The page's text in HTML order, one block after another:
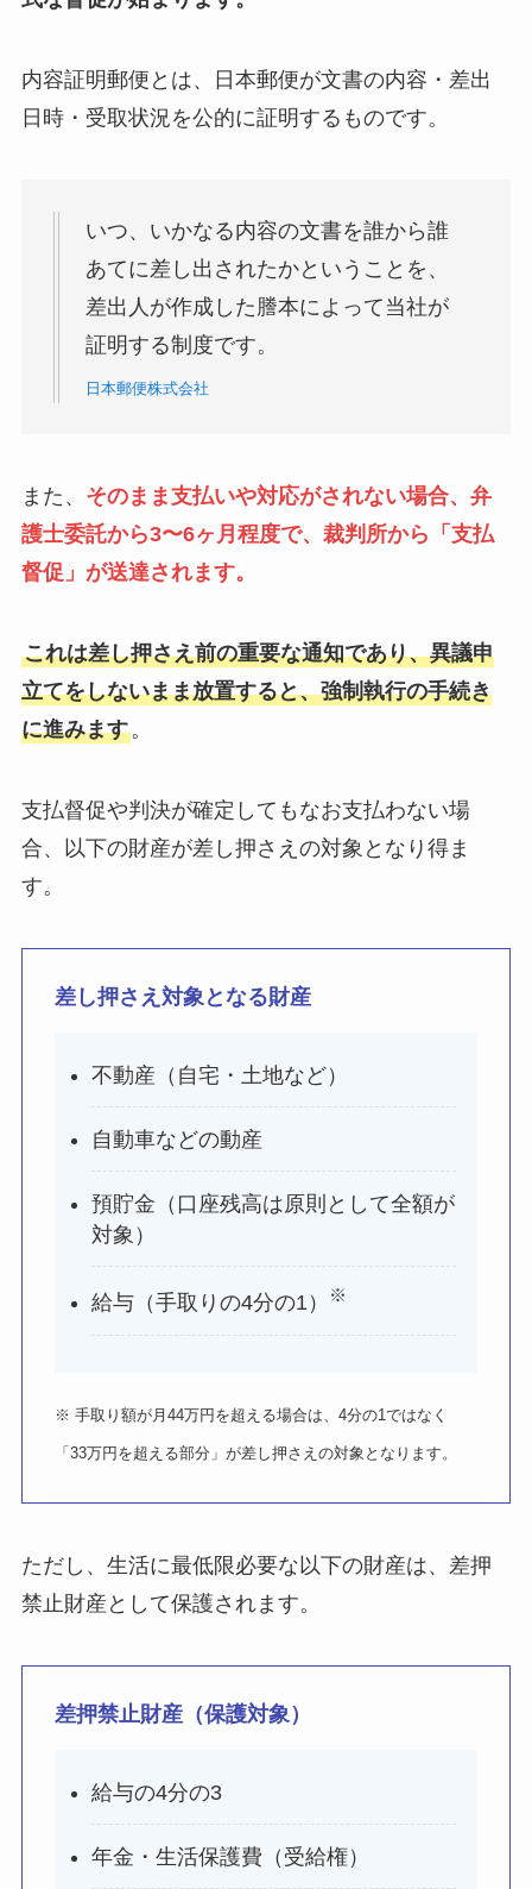
内容証明郵便とは、日本郵便が文書の内容・差出
日時・受取状況を公的に証明するものです。
いつ、いかなる内容の文書を誰から誰
あてに差し出されたかということを、
差出人が作成した謄本によって当社が
証明する制度です。
日本郵便株式会社
また、 そのまま支払いや対応がされない場合、弁
護士委託から3〜6ヶ月程度で、裁判所から「支払
督促」が送達されます。
これは差し押さえ前の重要な通知であり、異議申
立てをしないまま放置すると、強制執行の手続き
に進みます。
支払督促や判決が確定してもなお支払わない場
合、以下の財産が差し押さえの対象となり得ま
す。
差し押さえ対象となる財産
不動産（自宅・土地など）
自動車などの動産
預貯金（口座残高は原則として全額が
対象）
給与（手取りの4分の1） ※
※ 手取り額が月44万円を超える場合は、4分の1ではなく
「33万円を超える部分」が差し押さえの対象となります。
ただし、生活に最低限必要な以下の財産は、差押
禁止財産として保護されます。
差押禁止財産（保護対象）
給与の4分の3
年金・生活保護費（受給権）